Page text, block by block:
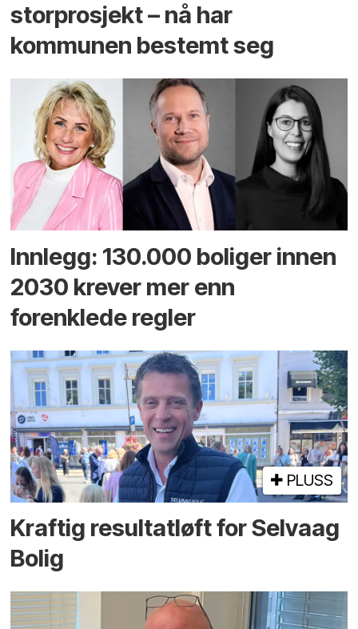
storprosjekt – nå har
kommunen bestemt seg
Innlegg: 130.000 boliger innen
2030 krever mer enn
forenklede regler
PLUSS
Kraftig resultatløft for Selvaag
Bolig